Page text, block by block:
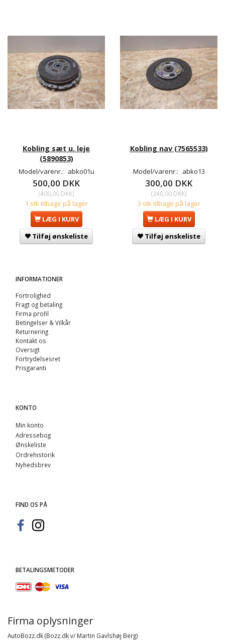
Kobling sæt u. leje
(5890853)
Model/varenr.: abko01u
500,00 DKK
(400,00 DKK)
1 stk tilbage på lager
LÆG I KURV
Tilføj ønskeliste
Kobling nav (7565533)
Model/varenr.: abko13
300,00 DKK
(240,00 DKK)
3 stk tilbage på lager
LÆG I KURV
Tilføj ønskeliste
INFORMATIONER
Fortrolighed
Fragt og betaling
Firma profil
Betingelser & Vilkår
Returnering
Kontakt os
Oversigt
Fortrydelsesret
Prisgaranti
KONTO
Min konto
Adressebog
Ønskeliste
Ordrehistorik
Nyhedsbrev
FIND OS PÅ
BETALINGSMETODER
Firma oplysninger
AutoBozz.dk (Bozz.dk v/ Martin Gavlshøj Berg)